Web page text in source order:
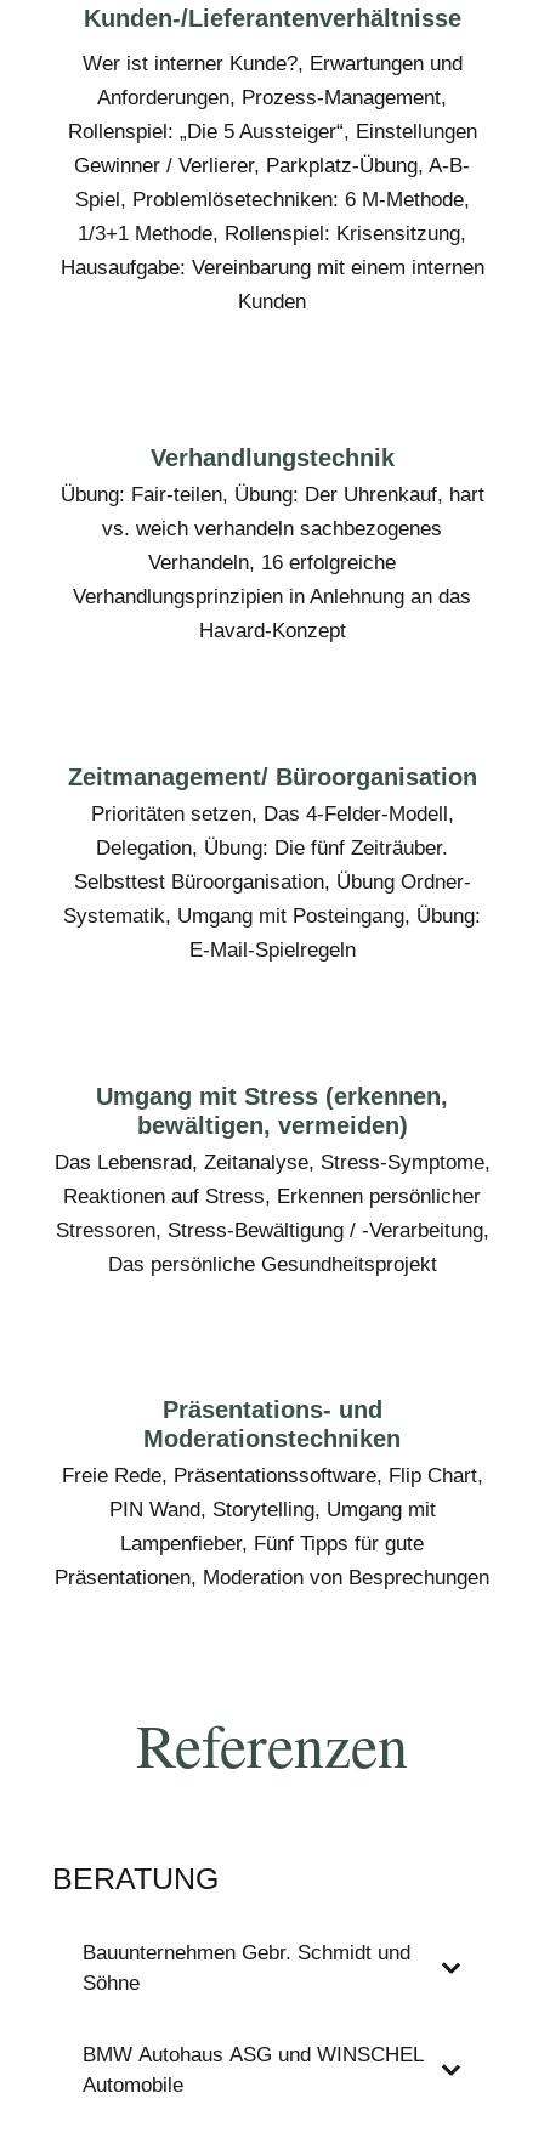
Kunden-/Lieferantenverhältnisse
Wer ist interner Kunde?, Erwartungen und
Anforderungen, Prozess-Management,
Rollenspiel: „Die 5 Aussteiger“, Einstellungen
Gewinner / Verlierer, Parkplatz-Übung, A-B-
Spiel, Problemlösetechniken: 6 M-Methode,
1/3+1 Methode, Rollenspiel: Krisensitzung,
Hausaufgabe: Vereinbarung mit einem internen
Kunden
Verhandlungstechnik
Übung: Fair-teilen, Übung: Der Uhrenkauf, hart
vs. weich verhandeln sachbezogenes
Verhandeln, 16 erfolgreiche
Verhandlungsprinzipien in Anlehnung an das
Havard-Konzept
Zeitmanagement/ Büroorganisation
Prioritäten setzen, Das 4-Felder-Modell,
Delegation, Übung: Die fünf Zeiträuber.
Selbsttest Büroorganisation, Übung Ordner-
Systematik, Umgang mit Posteingang, Übung:
E-Mail-Spielregeln
Umgang mit Stress (erkennen,
bewältigen, vermeiden)
Das Lebensrad, Zeitanalyse, Stress-Symptome,
Reaktionen auf Stress, Erkennen persönlicher
Stressoren, Stress-Bewältigung / -Verarbeitung,
Das persönliche Gesundheitsprojekt
Präsentations- und
Moderationstechniken
Freie Rede, Präsentationssoftware, Flip Chart,
PIN Wand, Storytelling, Umgang mit
Lampenfieber, Fünf Tipps für gute
Präsentationen, Moderation von Besprechungen
Referenzen
BERATUNG
Bauunternehmen Gebr. Schmidt und
Söhne
BMW Autohaus ASG und WINSCHEL
Automobile